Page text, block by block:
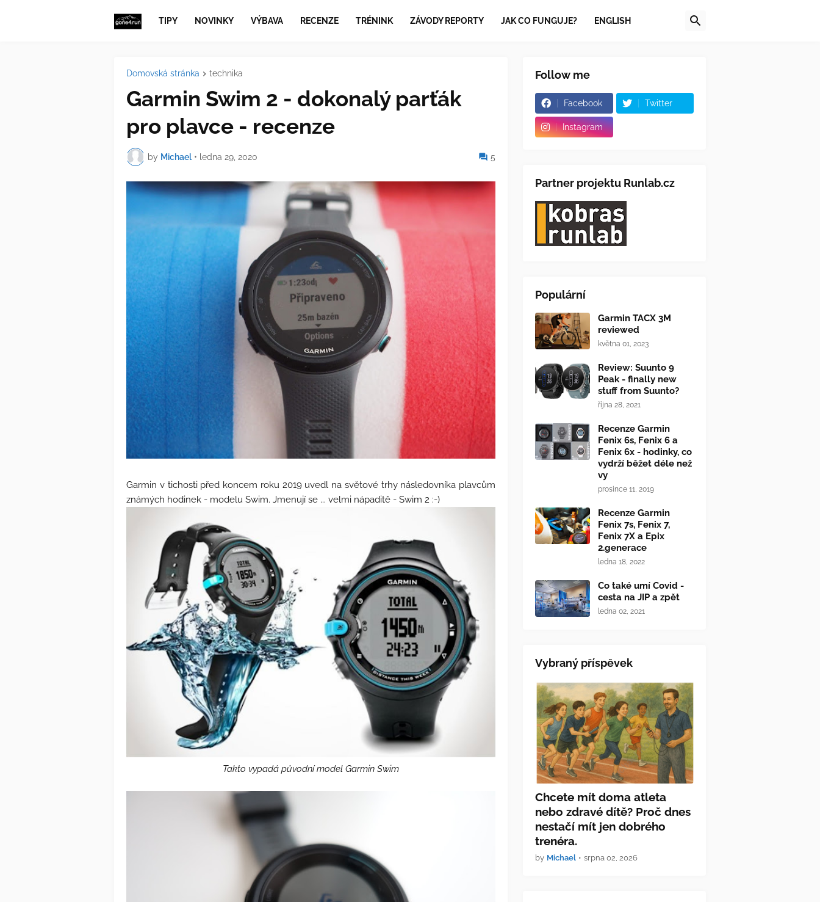
TIPY NOVINKY VÝBAVA RECENZE TRÉNINK ZÁVODY REPORTY JAK CO FUNGUJE? ENGLISH
Domovská stránka technika
Garmin Swim 2 - dokonalý parťák
pro plavce - recenze
by Michael • ledna 29, 2020 5
Garmin v tichosti před koncem roku 2019 uvedl na světové trhy následovníka plavcům
známých hodinek - modelu Swim. Jmenují se ... velmi nápaditě - Swim 2 :-)
Takto vypadá původní model Garmin Swim
Follow me
Facebook Twitter
Instagram
Partner projektu Runlab.cz
Populární
Garmin TACX 3M
reviewed
května 01, 2023
Review: Suunto 9
Peak - finally new
stuff from Suunto?
října 28, 2021
Recenze Garmin
Fenix 6s, Fenix 6 a
Fenix 6x - hodinky, co
vydrží běžet déle než
vy
prosince 11, 2019
Recenze Garmin
Fenix 7s, Fenix 7,
Fenix 7X a Epix
2.generace
ledna 18, 2022
Co také umí Covid -
cesta na JIP a zpět
ledna 02, 2021
Vybraný příspěvek
Chcete mít doma atleta
nebo zdravé dítě? Proč dnes
nestačí mít jen dobrého
trenéra.
by Michael • srpna 02, 2026